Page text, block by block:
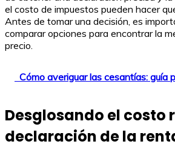
el costo de impuestos pueden hacer
Antes de tomar una decisión, es
comparar opciones para encontrar la
precio.
Cómo averiguar las cesantías: guía
Desglosando el costo
declaración de la